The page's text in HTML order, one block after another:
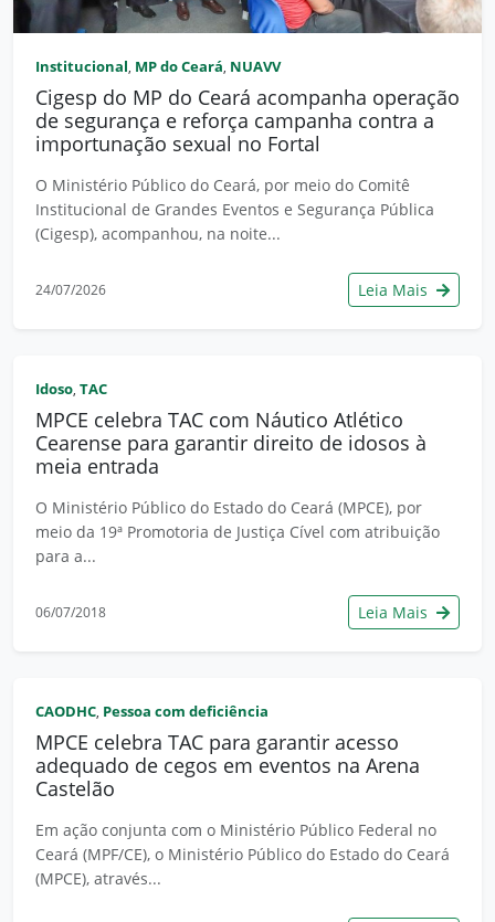
Institucional, MP do Ceará, NUAVV
Cigesp do MP do Ceará acompanha operação
de segurança e reforça campanha contra a
importunação sexual no Fortal
O Ministério Público do Ceará, por meio do Comitê
Institucional de Grandes Eventos e Segurança Pública
(Cigesp), acompanhou, na noite...
24/07/2026 Leia Mais
Idoso, TAC
MPCE celebra TAC com Náutico Atlético
Cearense para garantir direito de idosos à
meia entrada
O Ministério Público do Estado do Ceará (MPCE), por
meio da 19ª Promotoria de Justiça Cível com atribuição
para a...
06/07/2018 Leia Mais
CAODHC, Pessoa com deficiência
MPCE celebra TAC para garantir acesso
adequado de cegos em eventos na Arena
Castelão
Em ação conjunta com o Ministério Público Federal no
Ceará (MPF/CE), o Ministério Público do Estado do Ceará
(MPCE), através...